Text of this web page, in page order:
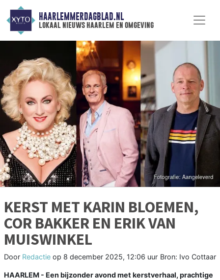
HAARLEMMERDAGBLAD.NL
lokaal nieuws haarlem en omgeving
KERST MET KARIN BLOEMEN,
COR BAKKER EN ERIK VAN
MUISWINKEL
Door Redactie op 8 december 2025, 12:06 uur Bron: Ivo Cottaar
HAARLEM - Een bijzonder avond met kerstverhaal, prachtige